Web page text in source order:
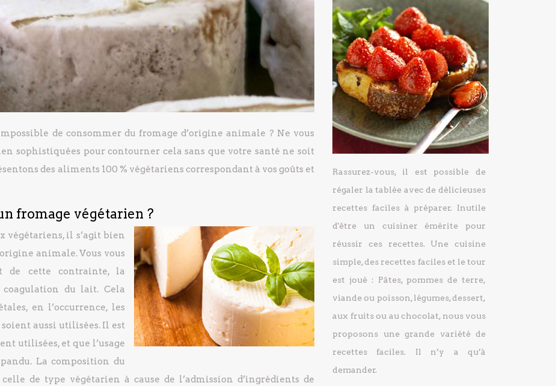
de consommer du fromage d’origine animale ? Ne vous
sophistiquées pour contourner cela sans que votre santé ne soit
des aliments 100 % végétariens correspondant à vos goûts et
fromage végétarien ?
végétariens, il s’agit bien
animale. Vous vous
de cette contrainte, la
du lait. Cela
en l’occurrence, les
aussi utilisées. Il est
utilisées, et que l’usage
La composition du
de type végétarien à cause de l’admission d’ingrédients de
Rassurez-vous, il est possible de
régaler la tablée avec de délicieuses
recettes faciles à préparer. Inutile
d'être un cuisiner émérite pour
réussir ces recettes. Une cuisine
simple, des recettes faciles et le tour
est joué : Pâtes, pommes de terre,
viande ou poisson, légumes, dessert,
aux fruits ou au chocolat, nous vous
proposons une grande variété de
recettes faciles. Il n’y a qu’à
demander.